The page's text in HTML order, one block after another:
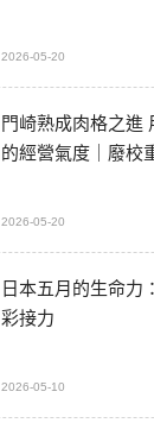
2026-05-20
門崎熟成肉格之進
的經營氣度｜廢校
2026-05-20
日本五月的生命力
彩接力
2026-05-10